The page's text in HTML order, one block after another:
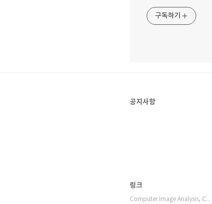
구독하기
공지사항
링크
Computer Image Analysis, Compu…